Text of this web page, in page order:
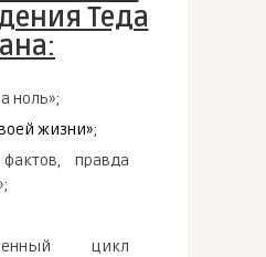
Теда
ноль»;
жизни»;
правда
цикл